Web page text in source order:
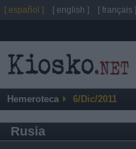
Hemeroteca 6/Dic/2011
Rusia
[ español ] [ english ] [ français ]